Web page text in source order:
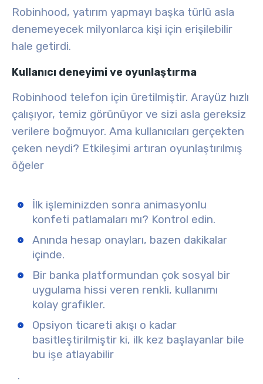
Robinhood, yatırım yapmayı başka türlü asla
denemeyecek milyonlarca kişi için erişilebilir
hale getirdi.
Kullanıcı deneyimi ve oyunlaştırma
Robinhood telefon için üretilmiştir. Arayüz hızlı
çalışıyor, temiz görünüyor ve sizi asla gereksiz
verilere boğmuyor. Ama kullanıcıları gerçekten
çeken neydi? Etkileşimi artıran oyunlaştırılmış
öğeler
İlk işleminizden sonra animasyonlu
konfeti patlamaları mı? Kontrol edin.
Anında hesap onayları, bazen dakikalar
içinde.
Bir banka platformundan çok sosyal bir
uygulama hissi veren renkli, kullanımı
kolay grafikler.
Opsiyon ticareti akışı o kadar
basitleştirilmiştir ki, ilk kez başlayanlar bile
bu işe atlayabilir
.